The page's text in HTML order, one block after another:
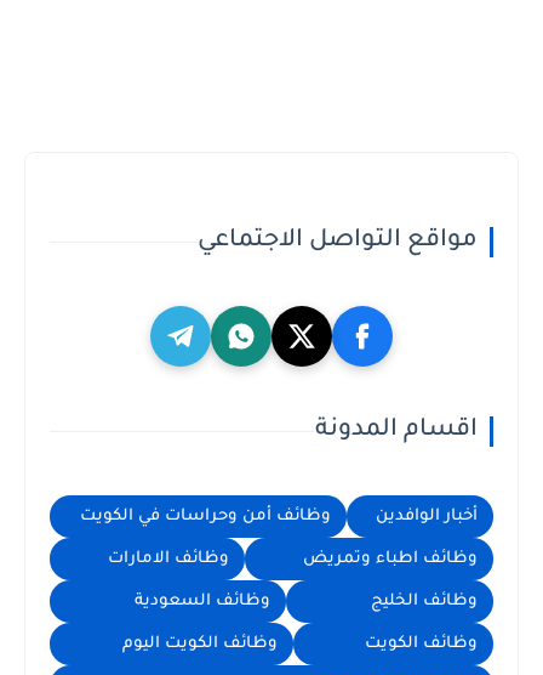
مواقع التواصل الاجتماعي
اقسام المدونة
أخبار الوافدين وظائف أمن وحراسات في الكويت
وظائف اطباء وتمريض وظائف الامارات
وظائف الخليج وظائف السعودية
وظائف الكويت وظائف الكويت اليوم